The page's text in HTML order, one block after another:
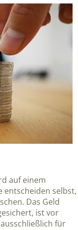
auf einem
entscheiden selbst,
Das Geld
ist vor
für